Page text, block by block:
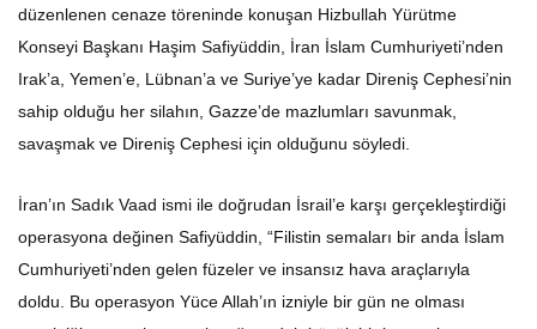
düzenlenen cenaze töreninde konuşan Hizbullah Yürütme
Konseyi Başkanı Haşim Safiyüddin, İran İslam Cumhuriyeti’nden
Irak’a, Yemen’e, Lübnan’a ve Suriye’ye kadar Direniş Cephesi’nin
sahip olduğu her silahın, Gazze’de mazlumları savunmak,
savaşmak ve Direniş Cephesi için olduğunu söyledi.
İran’ın Sadık Vaad ismi ile doğrudan İsrail’e karşı gerçekleştirdiği
operasyona değinen Safiyüddin, “Filistin semaları bir anda İslam
Cumhuriyeti’nden gelen füzeler ve insansız hava araçlarıyla
doldu. Bu operasyon Yüce Allah’ın izniyle bir gün ne olması